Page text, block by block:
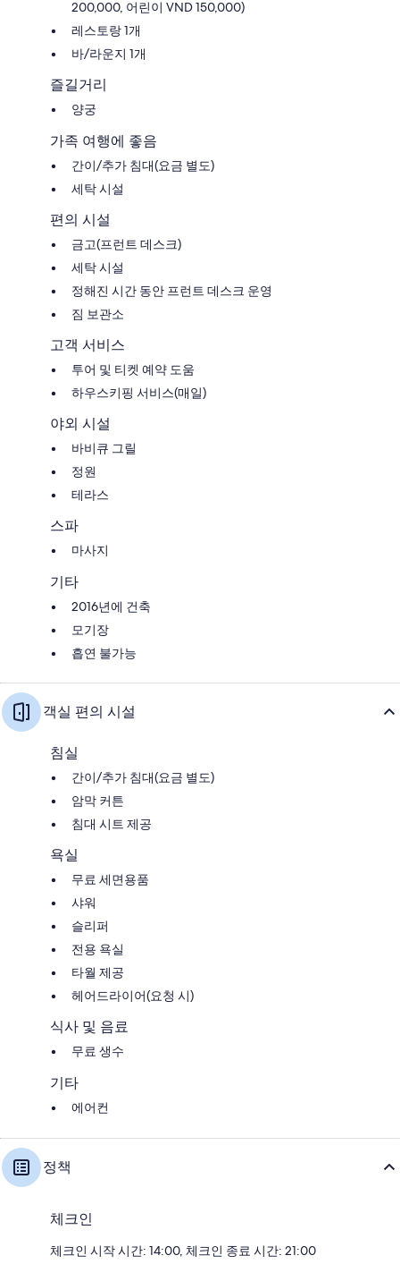
200,000, 어린이 VND 150,000)
레스토랑 1개
바/라운지 1개
즐길거리
양궁
가족 여행에 좋음
간이/추가 침대(요금 별도)
세탁 시설
편의 시설
금고(프런트 데스크)
세탁 시설
정해진 시간 동안 프런트 데스크 운영
짐 보관소
고객 서비스
투어 및 티켓 예약 도움
하우스키핑 서비스(매일)
야외 시설
바비큐 그릴
정원
테라스
스파
마사지
기타
2016년에 건축
모기장
흡연 불가능
객실 편의 시설
침실
간이/추가 침대(요금 별도)
암막 커튼
침대 시트 제공
욕실
무료 세면용품
샤워
슬리퍼
전용 욕실
타월 제공
헤어드라이어(요청 시)
식사 및 음료
무료 생수
기타
에어컨
정책
체크인
체크인 시작 시간: 14:00, 체크인 종료 시간: 21:00